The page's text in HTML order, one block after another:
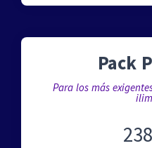
Pack
Para los más